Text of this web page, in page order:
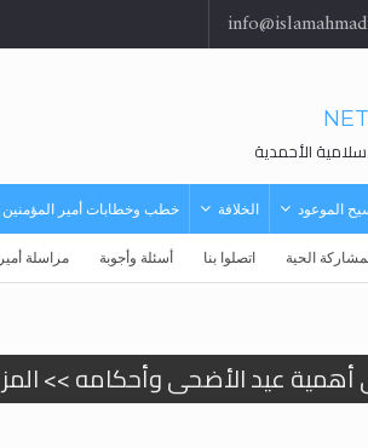
الأحمدية
الموعود الخلافة خطب وخطابات أمير المؤمنين
الحية اتصلوا بنا أسئلة وأجوبة مراسلة
أهمية عيد الأضحى وأحكامه >>